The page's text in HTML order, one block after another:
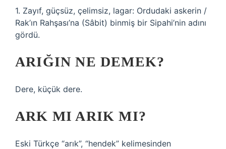
1. Zayıf, güçsüz, çelimsiz, lagar: Ordudaki askerin /
Rak’ın Rahşası’na (Sâbit) binmiş bir Sipahi’nin adını
gördü.
ARIĞIN NE DEMEK?
Dere, küçük dere.
ARK MI ARIK MI?
Eski Türkçe “arık”, “hendek” kelimesinden